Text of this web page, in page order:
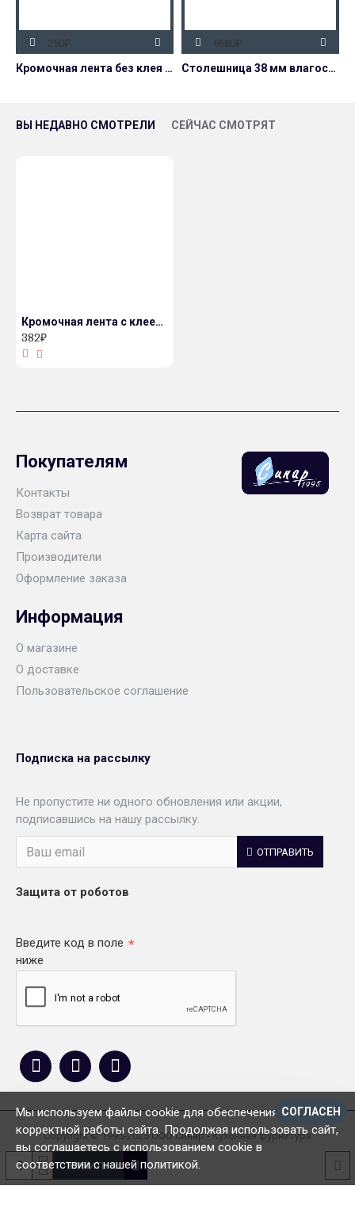
КУПИТЬ
Кромочная лента без клея (вставка) 32 мм
250₽
Столешница 38 мм влагостойкая декор 3025/Q Мрамор черный
6680₽
ВЫ НЕДАВНО СМОТРЕЛИ СЕЙЧАС СМОТРЯТ
Кромочная лента с клеем 45 мм 3025/S - Мрамор черный
382₽
Покупателям
Контакты
Возврат товара
Карта сайта
Производители
Оформление заказа
Информация
О магазине
О доставке
Пользовательское соглашение
Подписка на рассылку
Не пропустите ни одного обновления или акции,
подписавшись на нашу рассылку.
ОТПРАВИТЬ
Защита от роботов
Введите код в поле
ниже
Copyright © 1995-2025 ООО Синар - Кухонная фурнитура
СОГЛАСЕН
Мы используем файлы cookie для обеспечения
корректной работы сайта. Продолжая использовать сайт,
вы соглашаетесь с использованием cookie в
соответствии с нашей политикой.